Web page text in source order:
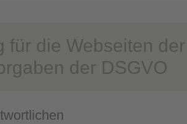
für die Webseiten
der DSGVO